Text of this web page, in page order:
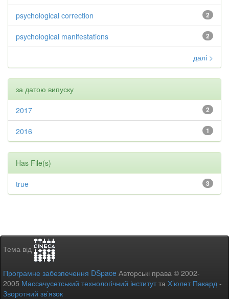
2
psychological correction
2
psychological manifestations
далі >
за датою випуску
2
2017
1
2016
Has File(s)
3
true
Тема від
Програмне забезпечення DSpace Авторські права © 2002-
2005 Массачусетський технологічний інститутта Х’юлет Пакард -
Зворотний зв’язок